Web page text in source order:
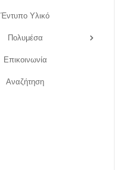
Έντυπο Υλικό
Πολυμέσα
Επικοινωνία
Αναζήτηση